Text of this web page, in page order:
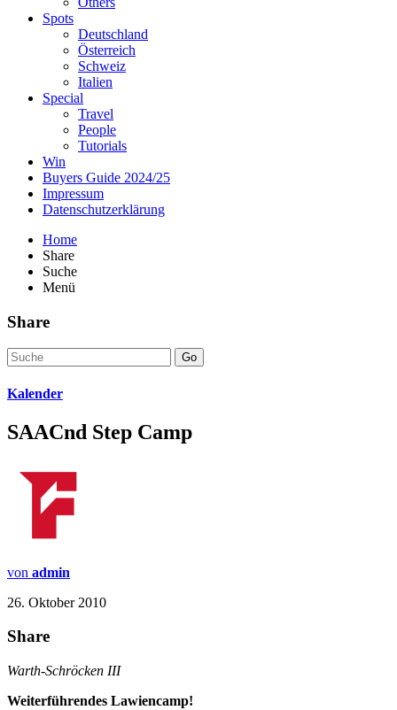
Spots
Deutschland
Österreich
Schweiz
Italien
Special
Travel
People
Tutorials
Win
Buyers Guide 2024/25
Impressum
Datenschutzerklärung
Home
Share
Suche
Menü
Share
Go
Kalender
SAACnd Step Camp
von admin
26. Oktober 2010
Share
Warth-Schröcken III
Weiterführendes Lawiencamp!